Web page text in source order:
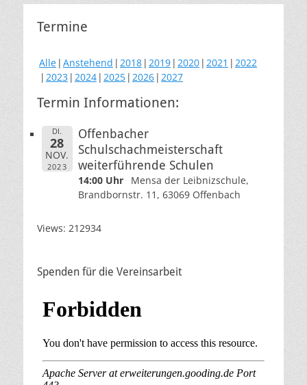
Termine
Alle Anstehend 2018 2019 2020 2021
2022
2023 2024 2025 2026 2027
Termin Informationen:
DI.
28
NOV.
2023
Offenbacher
Schulschachmeisterschaft
weiterführende Schulen
14:00 Uhr
Mensa der Leibnizschule,
Brandbornstr. 11, 63069 Offenbach
Views: 212934
Spenden für die Vereinsarbeit